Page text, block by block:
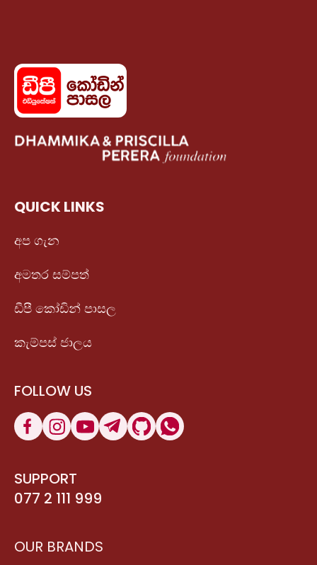
QUICK LINKS
අප ගැන
අමතර සම්පත්
ඩීපී කෝඩින් පාසල
කැම්පස් ජාලය
FOLLOW US
SUPPORT
077 2 111 999
OUR BRANDS